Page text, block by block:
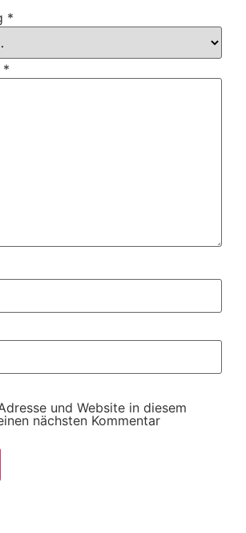
*
*
und Website in diesem
nächsten Kommentar